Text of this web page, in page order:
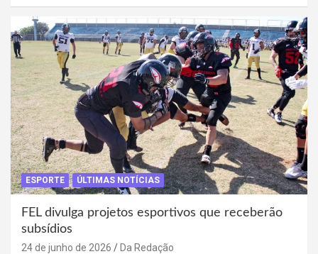
ESPORTE ÚLTIMAS NOTÍCIAS
FEL divulga projetos esportivos que receberão
subsídios
24 de junho de 2026 Da Redação